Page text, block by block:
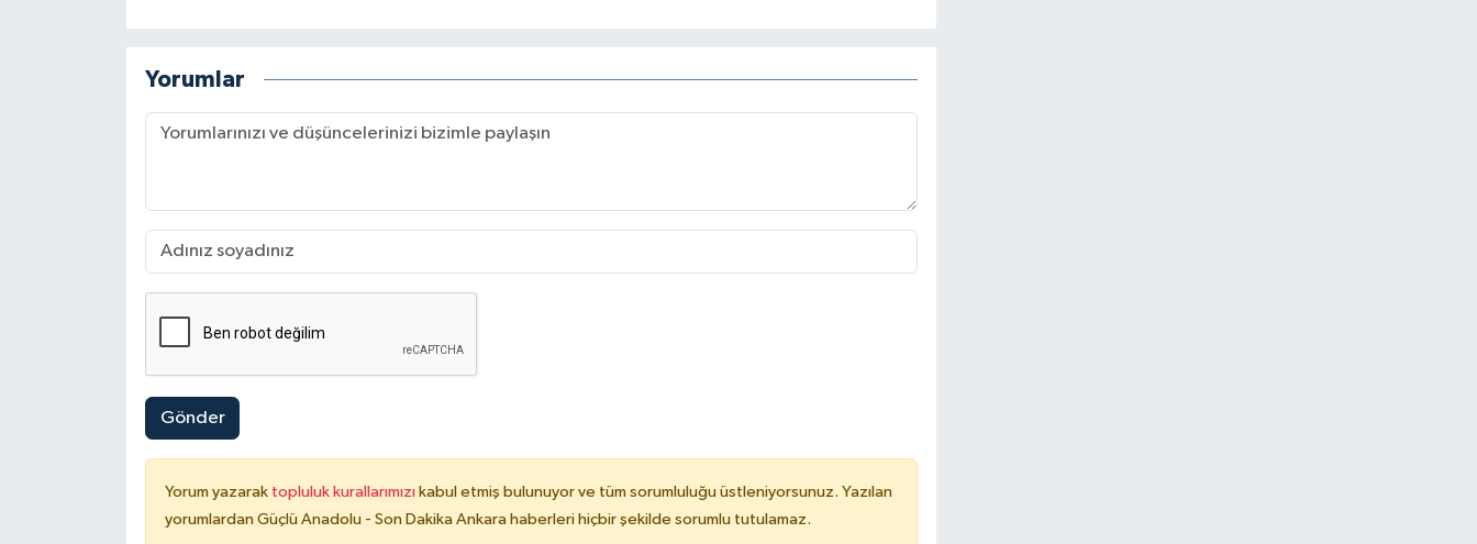
Yorumlar
Gönder
Yorum yazarak topluluk kurallarımızı kabul etmiş bulunuyor ve tüm sorumluluğu üstleniyorsunuz. Yazılan
yorumlardan Güçlü Anadolu - Son Dakika Ankara haberleri hiçbir şekilde sorumlu tutulamaz.